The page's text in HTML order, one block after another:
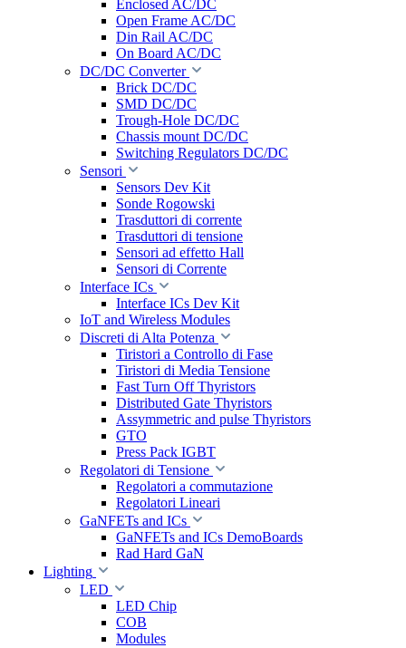
Enclosed AC/DC
Open Frame AC/DC
Din Rail AC/DC
On Board AC/DC
DC/DC Converter
Brick DC/DC
SMD DC/DC
Trough-Hole DC/DC
Chassis mount DC/DC
Switching Regulators DC/DC
Sensori
Sensors Dev Kit
Sonde Rogowski
Trasduttori di corrente
Trasduttori di tensione
Sensori ad effetto Hall
Sensori di Corrente
Interface ICs
Interface ICs Dev Kit
IoT and Wireless Modules
Discreti di Alta Potenza
Tiristori a Controllo di Fase
Tiristori di Media Tensione
Fast Turn Off Thyristors
Distributed Gate Thyristors
Assymmetric and pulse Thyristors
GTO
Press Pack IGBT
Regolatori di Tensione
Regolatori a commutazione
Regolatori Lineari
GaNFETs and ICs
GaNFETs and ICs DemoBoards
Rad Hard GaN
Lighting
LED
LED Chip
COB
Modules